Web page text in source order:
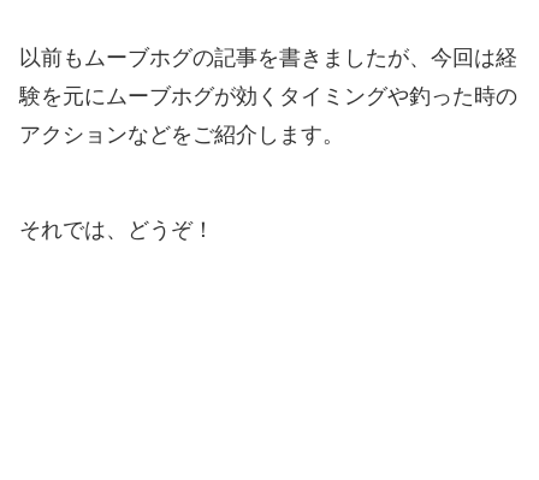
以前もムーブホグの記事を書きましたが、今回は経
験を元にムーブホグが効くタイミングや釣った時の
アクションなどをご紹介します。
それでは、どうぞ！